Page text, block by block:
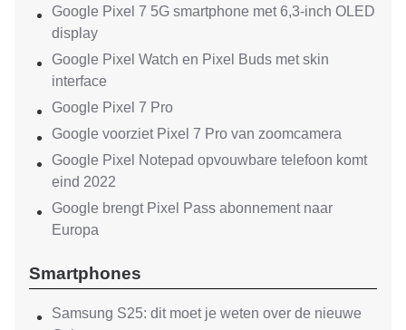
Google Pixel 7 5G smartphone met 6,3-inch OLED
display
Google Pixel Watch en Pixel Buds met skin
interface
Google Pixel 7 Pro
Google voorziet Pixel 7 Pro van zoomcamera
Google Pixel Notepad opvouwbare telefoon komt
eind 2022
Google brengt Pixel Pass abonnement naar
Europa
Smartphones
Samsung S25: dit moet je weten over de nieuwe